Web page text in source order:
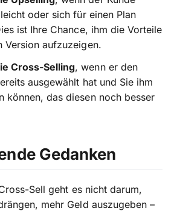
oder sich für einen Plan
ist Ihre Chance, ihm die Vorteile
Version aufzuzeigen.
Cross-Selling, wenn er den
ausgewählt hat und Sie ihm
können, das diesen noch besser
Gedanken
Sell geht es nicht darum,
mehr Geld auszugeben –